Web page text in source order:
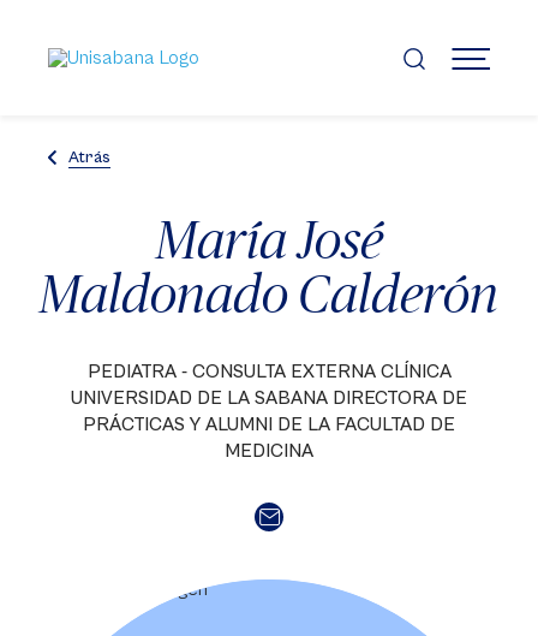
contenido
principal
MENÚ
Atrás
María José
Maldonado Calderón
PEDIATRA - CONSULTA EXTERNA CLÍNICA
UNIVERSIDAD DE LA SABANA DIRECTORA DE
PRÁCTICAS Y ALUMNI DE LA FACULTAD DE
MEDICINA